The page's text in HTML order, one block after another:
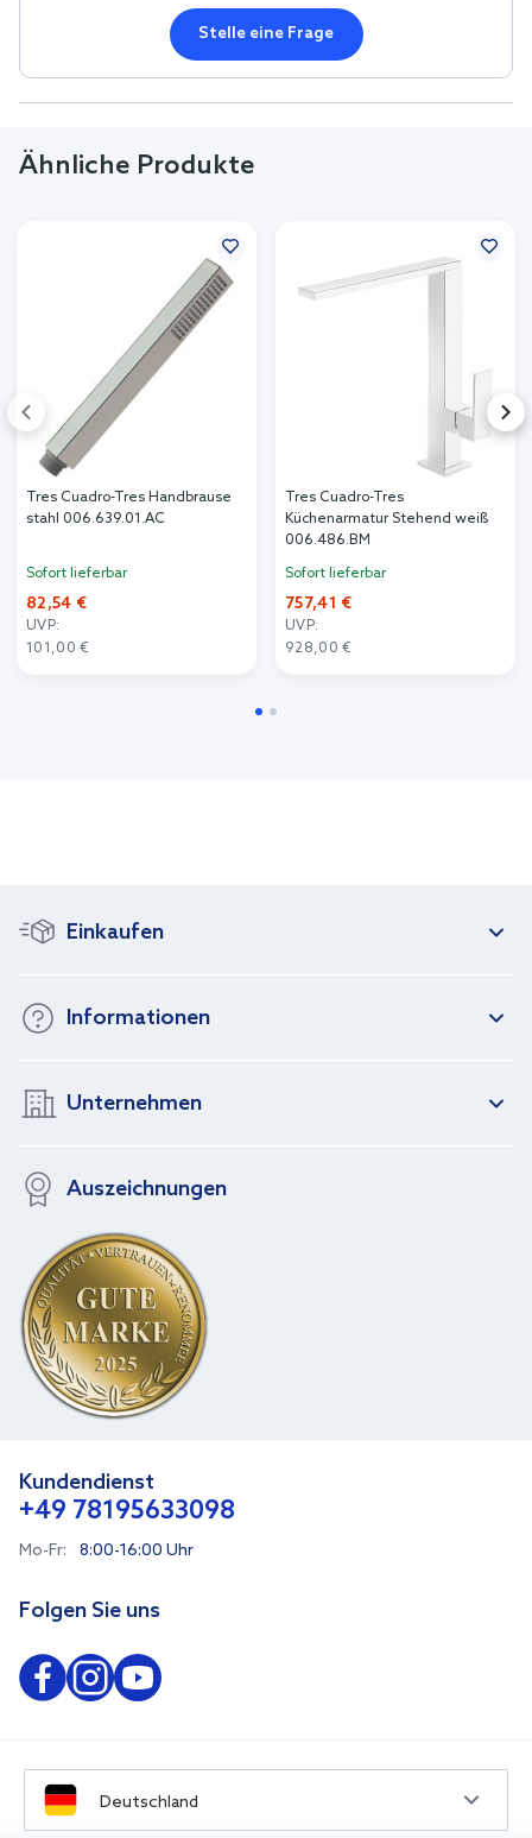
Stelle eine Frage
Ähnliche Produkte
Tres Cuadro-Tres Handbrause
stahl 006.639.01.AC
Sofort lieferbar
82,54 €
UVP:
101,00 €
Tres Cuadro-Tres
Küchenarmatur Stehend weiß
006.486.BM
Sofort lieferbar
757,41 €
UVP:
928,00 €
Einkaufen
Informationen
Unternehmen
Auszeichnungen
Kundendienst
+49 78195633098
Mo-Fr: 8:00-16:00 Uhr
Folgen Sie uns
Deutschland